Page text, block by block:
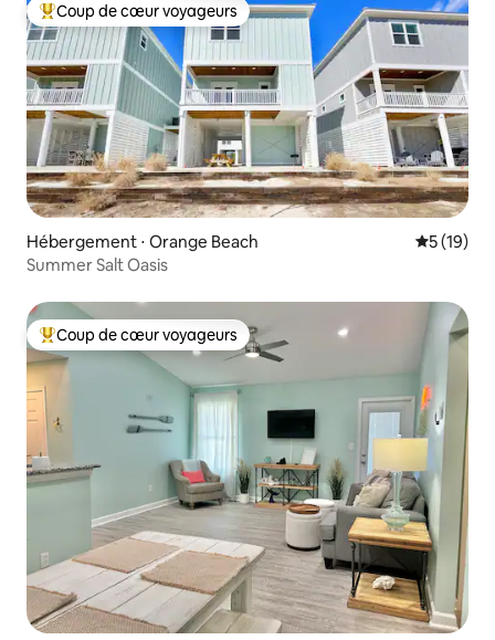
Coups de cœur voyageurs les plus appréciés
Coup de cœur voyageurs
Hébergement ⋅ Orange Beach
5 (19)
Summer Salt Oasis
Coups de cœur voyageurs les plus appréciés
Coup de cœur voyageurs